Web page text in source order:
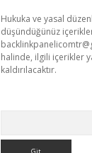
Hukuka ve yasal
düşündüğünüz
halinde, ilgili içerikler
kaldırılacaktır.